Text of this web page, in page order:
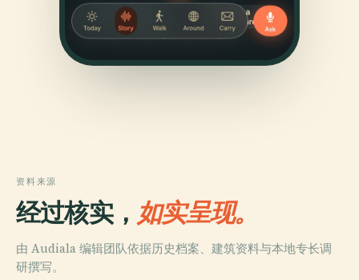
资料来源
经过核实， 如实呈现。
由 Audiala 编辑团队依据历史档案、建筑资料与本地专长调
研撰写。